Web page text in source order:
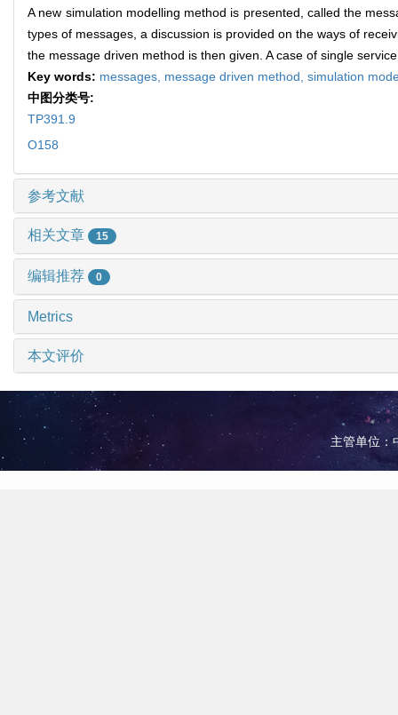
A new simulation modelling method is presented, called the
types of messages, a discussion is provided on the ways of
the message driven method is then given. A case of single
Key words: messages, message driven method, simulation
中图分类号:
TP391.9
O158
参考文献
相关文章 15
编辑推荐 0
Metrics
本文评价
主管单位：